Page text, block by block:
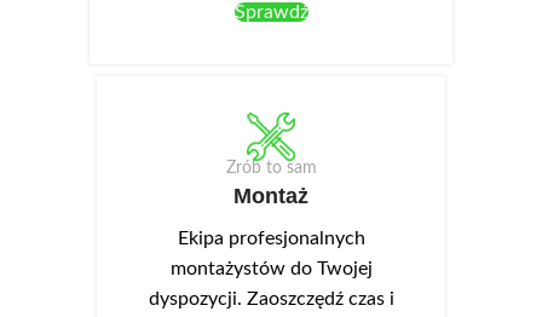
Sprawdź
Zrób to sam
Montaż
Ekipa profesjonalnych
montażystów do Twojej
dyspozycji. Zaoszczędź czas i